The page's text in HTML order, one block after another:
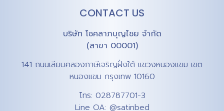
CONTACT US
บริษัท โชคลาภบุญไชย จำกัด
(สาขา 00001)
141 ถนนเลียบคลองภาษีเจริญฝั่งใต้ แขวงหนองแขม เขต
หนองแขม กรุงเทพ 10160
โทร: 028787701-3
Line OA: @satinbed